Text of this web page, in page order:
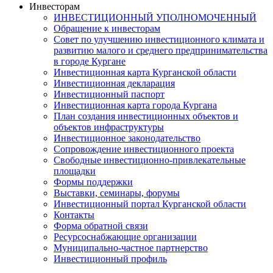
Инвесторам
ИНВЕСТИЦИОННЫЙ УПОЛНОМОЧЕННЫЙ
Обращение к инвесторам
Совет по улучшению инвестиционного климата и
развитию малого и среднего предпринимательства
в городе Кургане
Инвестиционная карта Курганской области
Инвестиционная декларация
Инвестиционный паспорт
Инвестиционная карта города Кургана
План создания инвестиционных объектов и
объектов инфраструктуры
Инвестиционное законодательство
Сопровождение инвестиционного проекта
Свободные инвестиционно-привлекательные
площадки
Формы поддержки
Выставки, семинары, форумы
Инвестиционный портал Курганской области
Контакты
Форма обратной связи
Ресурсоснабжающие организации
Муниципально-частное партнерство
Инвестиционный профиль